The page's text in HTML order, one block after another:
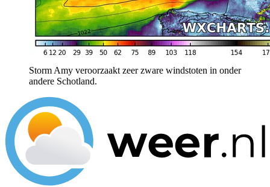
Storm Amy veroorzaakt zeer zware windstoten in onder
andere Schotland.